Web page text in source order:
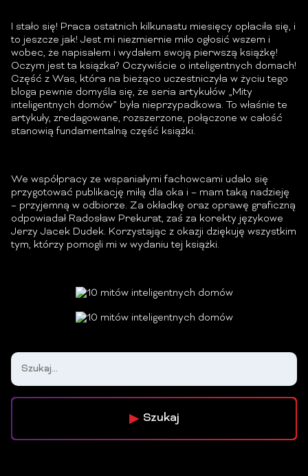
I stało się! Praca ostatnich kilkunastu miesięcy opłaciła się, i
to jeszcze jak! Jest mi niezmiernie miło ogłosić wszem i
wobec, że napisałem i wydałem swoją pierwszą książkę!
Oczym jest ta książka? Oczywiście o inteligentnych domach!
Część z Was, która na bieżąco uczestniczyła w życiu tego
bloga pewnie domyśla się, że seria artykułów „Mity
inteligentnych domów” była nieprzypadkowa. To właśnie te
artykuły, zredagowane, rozszerzone, połączone w całość
stanowią fundamentalną część książki.
We współpracy ze wspaniałymi fachowcami udało się
przygotować publikację miłą dla oka i – mam taką nadzieję
– przyjemną w odbiorze. Za okładkę oraz oprawę graficzną
odpowiadał Radosław Prekurat, zaś za korekty językowe
Jerzy Jacek Dudek. Korzystając z okazji dziękuję wszystkim
tym, którzy pomogli mi w wydaniu tej książki.
Szukaj